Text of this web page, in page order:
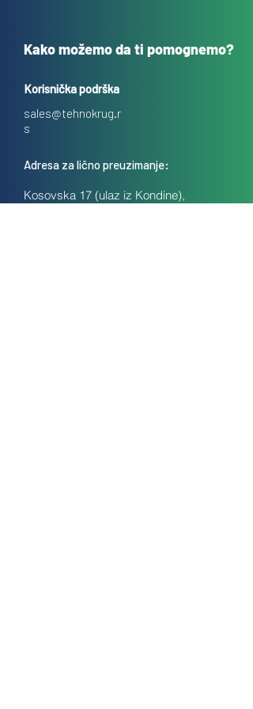
Kako možemo da ti pomognemo?
Korisnička podrška
sales@tehnokrug.r
s
Adresa za lično preuzimanje:
Kosovska 17 (ulaz iz Kondine),